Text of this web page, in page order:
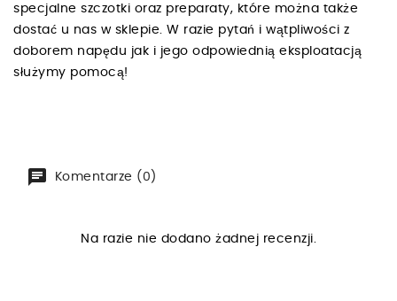
specjalne szczotki oraz preparaty, które można także
dostać u nas w sklepie. W razie pytań i wątpliwości z
doborem napędu jak i jego odpowiednią eksploatacją
służymy pomocą!
Komentarze (0)
Na razie nie dodano żadnej recenzji.